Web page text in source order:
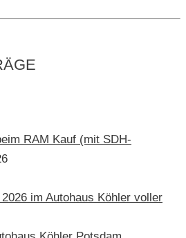
RAM Kauf (mit SDH-
im Autohaus Köhler voller